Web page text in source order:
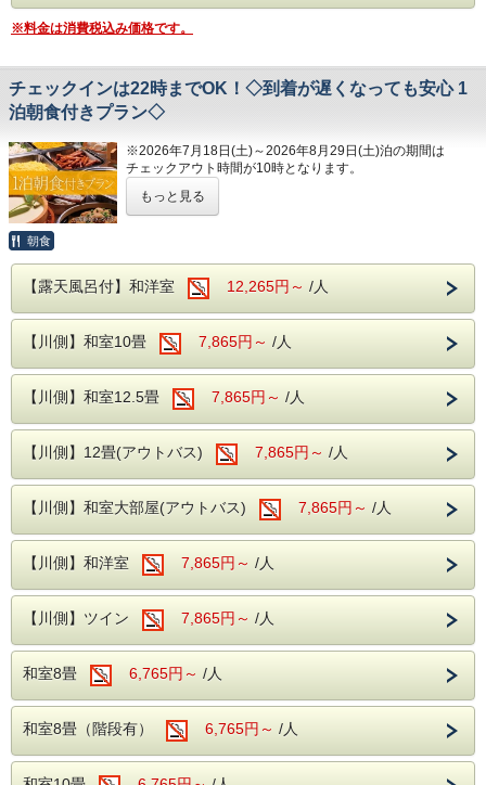
での予約制)
・【有料】 ゲームコーナー
■ロビー
当館のロビーにはグランドピアノを設置して
おり、時間限定でピアノを演奏する事ができ
ます。
※料金は消費税込み価格です。
チェックインは22時までOK！◇到着が遅くなっても安心 1
泊朝食付きプラン◇
※2026年7月18日(土)～2026年8月29日(土)泊の期間は
チェックアウト時間が10時となります。
夕食には間に合わないけど、温泉入ってのんびりしたい
伊東温泉は、25度から68度の温泉が毎分約32,000リット
全国有数の豊富な湧出量を誇る湯の街です。
もちろん当ホテルのお風呂は天然温泉（一部加水有り）掛け
流しで
やさしい泉質と豊かな効能が心と体を癒してくれます。
こちらはご夕食無しの1泊朝食付きプランです。
○朝食時間
7：00～8：40
※土・祝前日・繁忙日は入場を分けさせて頂きます。
当日フロントでのご案内になりますので予めご了承くださ
い。
存分にお楽しみいただき、お部屋でゆっくりお休みになった
ゆとりの11時チェックアウト！
また、全室Wi-Fi使用可能です！
お部屋でも寛ぎながら、お仕事や動画見る事ができます！
---ご朝食---
和洋バイキング、ソフトドリンクもサービス
---温泉---
もっと見る
朝食
【露天風呂付】和洋室 12,265円～ /人
【川側】和室10畳 7,865円～ /人
【川側】和室12.5畳 7,865円～ /人
【川側】12畳(アウトバス) 7,865円～ /人
【川側】和室大部屋(アウトバス) 7,865円～ /人
【川側】和洋室 7,865円～ /人
【川側】ツイン 7,865円～ /人
和室8畳 6,765円～ /人
和室8畳（階段有） 6,765円～ /人